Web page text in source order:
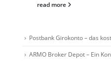
read more
Postbank Girokonto – das
ARMO Broker Depot – Ein